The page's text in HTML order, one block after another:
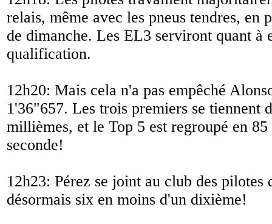
relais, même avec les pneus tendres, en
de dimanche. Les EL3 serviront quant à
qualification.
12h20: Mais cela n'a pas empêché
1'36"657. Les trois premiers se tiennent
millièmes, et le Top 5 est regroupé en
seconde!
12h23: Pérez se joint au club des pilotes
désormais six en moins d'un dixième!